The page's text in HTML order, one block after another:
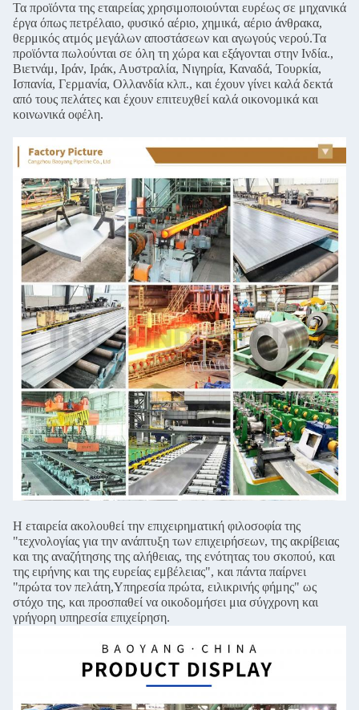
Τα προϊόντα της εταιρείας χρησιμοποιούνται ευρέως σε μηχανικά
έργα όπως πετρέλαιο, φυσικό αέριο, χημικά, αέριο άνθρακα,
θερμικός ατμός μεγάλων αποστάσεων και αγωγούς νερού.Τα
προϊόντα πωλούνται σε όλη τη χώρα και εξάγονται στην Ινδία.,
Βιετνάμ, Ιράν, Ιράκ, Αυστραλία, Νιγηρία, Καναδά, Τουρκία,
Ισπανία, Γερμανία, Ολλανδία κλπ., και έχουν γίνει καλά δεκτά
από τους πελάτες και έχουν επιτευχθεί καλά οικονομικά και
κοινωνικά οφέλη.
Η εταιρεία ακολουθεί την επιχειρηματική φιλοσοφία της
"τεχνολογίας για την ανάπτυξη των επιχειρήσεων, της ακρίβειας
και της αναζήτησης της αλήθειας, της ενότητας του σκοπού, και
της ειρήνης και της ευρείας εμβέλειας", και πάντα παίρνει
"πρώτα τον πελάτη,Υπηρεσία πρώτα, ειλικρινής φήμης" ως
στόχο της, και προσπαθεί να οικοδομήσει μια σύγχρονη και
γρήγορη υπηρεσία επιχείρηση.